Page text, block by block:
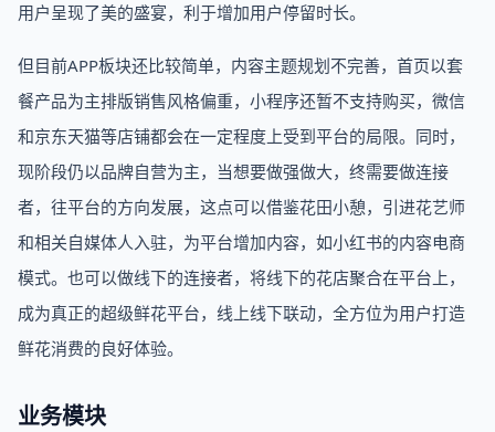
用户呈现了美的盛宴，利于增加用户停留时长。
但目前APP板块还比较简单，内容主题规划不完善，首页以套
餐产品为主排版销售风格偏重，小程序还暂不支持购买，微信
和京东天猫等店铺都会在一定程度上受到平台的局限。同时，
现阶段仍以品牌自营为主，当想要做强做大，终需要做连接
者，往平台的方向发展，这点可以借鉴花田小憩，引进花艺师
和相关自媒体人入驻，为平台增加内容，如小红书的内容电商
模式。也可以做线下的连接者，将线下的花店聚合在平台上，
成为真正的超级鲜花平台，线上线下联动，全方位为用户打造
鲜花消费的良好体验。
业务模块